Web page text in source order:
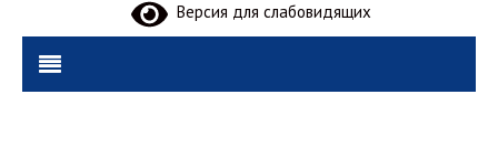
Версия для слабовидящих